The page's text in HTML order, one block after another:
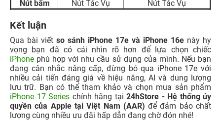
Nút bấm
Nút Tác Vụ Nút Tác Vụ
Kết luận
Qua bài viết so sánh iPhone 17e và iPhone 16e này hy
vọng bạn đã có cái nhìn rõ hơn để lựa chọn chiếc
iPhone phù hợp với nhu cầu sử dụng của mình. Nếu bạn
đang cân nhắc nâng cấp, đừng bỏ qua iPhone 17e với
nhiều cải tiến đáng giá về hiệu năng, AI và dung lượng
lưu trữ. Bạn có thể tham khảo và chọn mua sản phẩm
iPhone 17 Series chính hãng tại 24hStore - Hệ thống ủy
quyền của Apple tại Việt Nam (AAR) để đảm bảo chất
lượng cùng nhiều ưu đãi hấp dẫn đang chờ đón nhé!